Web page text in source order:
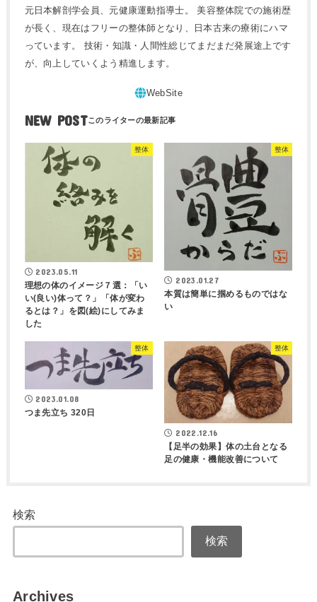
元日本解剖学会員、元健康運動指導士。 美容整体院での施術歴
が長く、現在はフリーの整体師となり、日本古来の療術にハマ
っています。 技術・知識・人間性総じてまだまだ発展途上です
が、向上していくよう精進します。
NEW POST
整体
2023.05.11
理想の体のイメージ７選：「い
い(良い)体って？」「体が変わ
るとは？」を図(絵)にしてみま
した
整体
2023.01.27
本質は簡単に掴めるものではな
い
整体
2023.01.08
つま先立ち 320日
整体
2022.12.16
【足半の効果】体の土台となる
足の健康・機能改善について
検索
検索
Archives